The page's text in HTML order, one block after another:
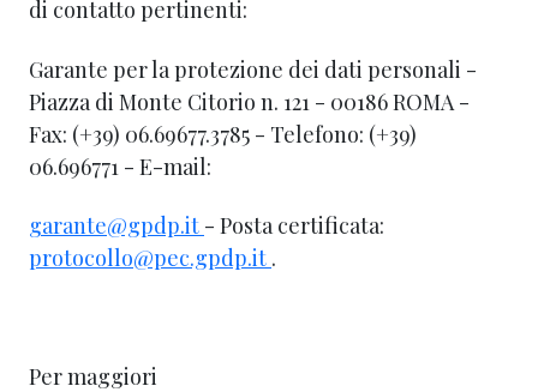
di contatto pertinenti:
Garante per la protezione dei dati personali -
Piazza di Monte Citorio n. 121 - 00186 ROMA -
Fax: (+39) 06.69677.3785 - Telefono: (+39)
06.696771 - E-mail:
garante@gpdp.it - Posta certificata:
protocollo@pec.gpdp.it .
Per maggiori